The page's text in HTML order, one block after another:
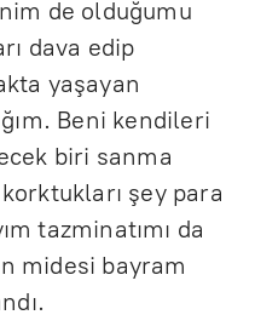
de olduğumu
dava edip
yaşayan
Beni kendileri
biri sanma
şey para
tazminatımı da
midesi bayram